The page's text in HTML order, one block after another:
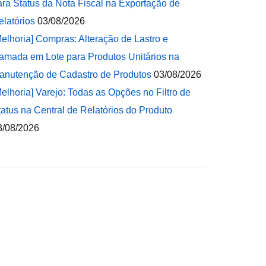
Status da Nota Fiscal na Exportação de
03/08/2026
Compras: Alteração de Lastro e
em Lote para Produtos Unitários na
de Cadastro de Produtos 03/08/2026
Varejo: Todas as Opções no Filtro de
na Central de Relatórios do Produto
08/2026